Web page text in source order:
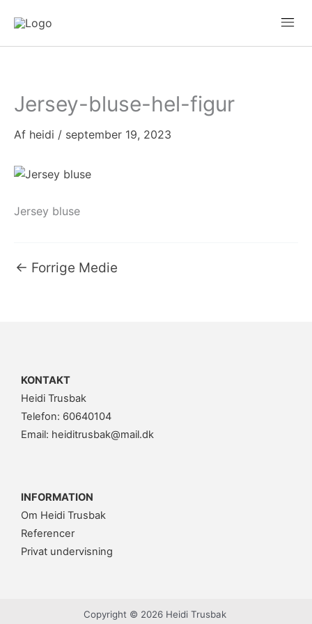
indholdet
Jersey-bluse-hel-figur
Af heidi / september 19, 2023
Jersey bluse
← Forrige Medie
KONTAKT
Heidi Trusbak
Telefon: 60640104
Email: heiditrusbak@mail.dk
INFORMATION
Om Heidi Trusbak
Referencer
Privat undervisning
Copyright © 2026 Heidi Trusbak